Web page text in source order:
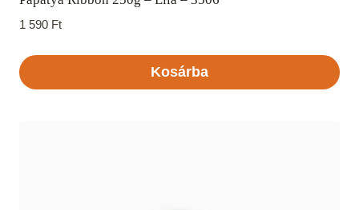
1 590 Ft
Kosárba